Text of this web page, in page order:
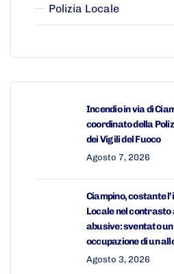
Polizia Locale
Incendio in via di
coordinato della
dei Vigili del Fuoco
Agosto 7, 2026
Ciampino, costante
Locale nel contrasto
abusive: sventato
occupazione di un
Agosto 3, 2026